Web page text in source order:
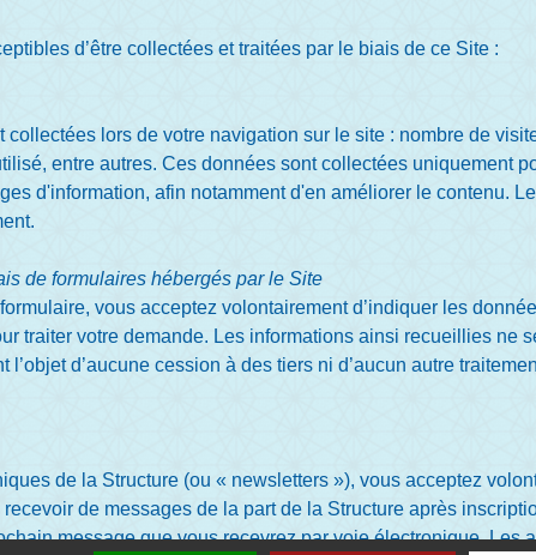
d’être collectées et traitées par le biais de ce Site :
lors de votre navigation sur le site : nombre de
entre autres. Ces données sont collectées uniquement
d'information, afin notamment d'en améliorer le contenu.
de formulaires hébergés par le Site
vous acceptez volontairement d’indiquer les
traiter votre demande. Les informations ainsi recueillies ne
d’aucune cession à des tiers ni d’aucun autre
de la Structure (ou « newsletters »), vous acceptez
de messages de la part de la Structure après
message que vous recevrez par voie électronique. Les